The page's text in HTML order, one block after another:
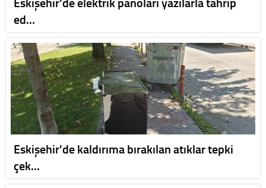
ed…
Eskişehir'de kaldırıma bırakılan atıklar tepki
çek…